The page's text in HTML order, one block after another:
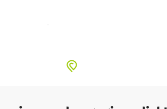
begleiten Menschen dort, wo sie zu
Menschen an all diesen Orten